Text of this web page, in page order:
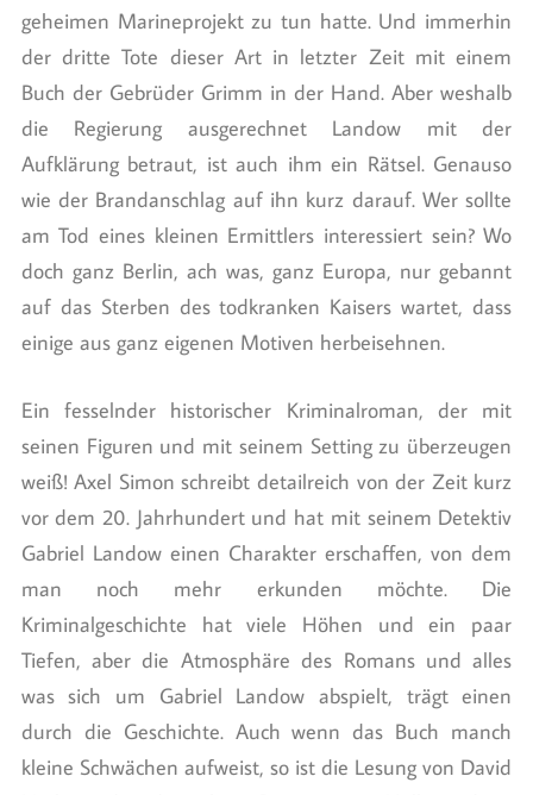
geheimen Marineprojekt zu tun hatte. Und immerhin
der dritte Tote dieser Art in letzter Zeit mit einem
Buch der Gebrüder Grimm in der Hand. Aber weshalb
die Regierung ausgerechnet Landow mit der
Aufklärung betraut, ist auch ihm ein Rätsel. Genauso
wie der Brandanschlag auf ihn kurz darauf. Wer sollte
am Tod eines kleinen Ermittlers interessiert sein? Wo
doch ganz Berlin, ach was, ganz Europa, nur gebannt
auf das Sterben des todkranken Kaisers wartet, dass
einige aus ganz eigenen Motiven herbeisehnen.
Ein fesselnder historischer Kriminalroman, der mit
seinen Figuren und mit seinem Setting zu überzeugen
weiß! Axel Simon schreibt detailreich von der Zeit kurz
vor dem 20. Jahrhundert und hat mit seinem Detektiv
Gabriel Landow einen Charakter erschaffen, von dem
man noch mehr erkunden möchte. Die
Kriminalgeschichte hat viele Höhen und ein paar
Tiefen, aber die Atmosphäre des Romans und alles
was sich um Gabriel Landow abspielt, trägt einen
durch die Geschichte. Auch wenn das Buch manch
kleine Schwächen aufweist, so ist die Lesung von David